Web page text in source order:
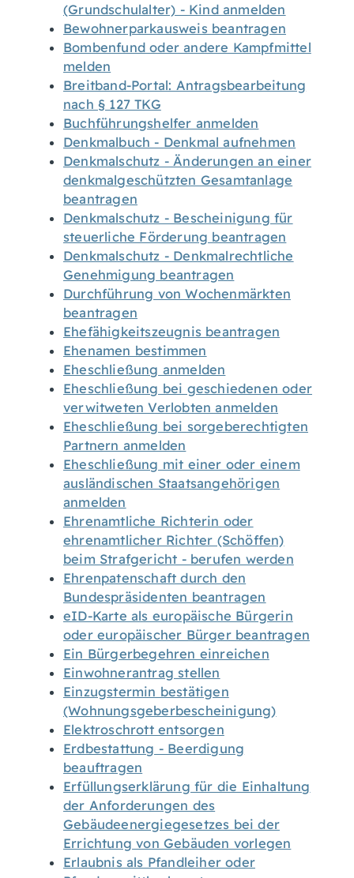
(Grundschulalter) - Kind anmelden
Bewohnerparkausweis beantragen
Bombenfund oder andere Kampfmittel
melden
Breitband-Portal: Antragsbearbeitung
nach § 127 TKG
Buchführungshelfer anmelden
Denkmalbuch - Denkmal aufnehmen
Denkmalschutz - Änderungen an einer
denkmalgeschützten Gesamtanlage
beantragen
Denkmalschutz - Bescheinigung für
steuerliche Förderung beantragen
Denkmalschutz - Denkmalrechtliche
Genehmigung beantragen
Durchführung von Wochenmärkten
beantragen
Ehefähigkeitszeugnis beantragen
Ehenamen bestimmen
Eheschließung anmelden
Eheschließung bei geschiedenen oder
verwitweten Verlobten anmelden
Eheschließung bei sorgeberechtigten
Partnern anmelden
Eheschließung mit einer oder einem
ausländischen Staatsangehörigen
anmelden
Ehrenamtliche Richterin oder
ehrenamtlicher Richter (Schöffen)
beim Strafgericht - berufen werden
Ehrenpatenschaft durch den
Bundespräsidenten beantragen
eID-Karte als europäische Bürgerin
oder europäischer Bürger beantragen
Ein Bürgerbegehren einreichen
Einwohnerantrag stellen
Einzugstermin bestätigen
(Wohnungsgeberbescheinigung)
Elektroschrott entsorgen
Erdbestattung - Beerdigung
beauftragen
Erfüllungserklärung für die Einhaltung
der Anforderungen des
Gebäudeenergiegesetzes bei der
Errichtung von Gebäuden vorlegen
Erlaubnis als Pfandleiher oder